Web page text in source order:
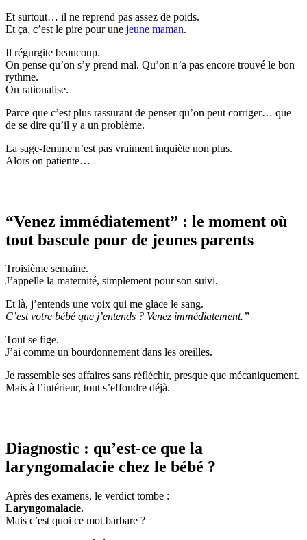
Et surtout… il ne reprend pas assez de poids.
Et ça, c’est le pire pour une jeune maman.
Il régurgite beaucoup.
On pense qu’on s’y prend mal. Qu’on n’a pas encore trouvé le bon
rythme.
On rationalise.
Parce que c’est plus rassurant de penser qu’on peut corriger… que
de se dire qu’il y a un problème.
La sage-femme n’est pas vraiment inquiète non plus.
Alors on patiente…
“Venez immédiatement” : le moment où
tout bascule pour de jeunes parents
Troisième semaine.
J’appelle la maternité, simplement pour son suivi.
Et là, j’entends une voix qui me glace le sang.
C’est votre bébé que j’entends ? Venez immédiatement.”
Tout se fige.
J’ai comme un bourdonnement dans les oreilles.
Je rassemble ses affaires sans réfléchir, presque que mécaniquement.
Mais à l’intérieur, tout s’effondre déjà.
Diagnostic : qu’est-ce que la
laryngomalacie chez le bébé ?
Après des examens, le verdict tombe :
Laryngomalacie.
Mais c’est quoi ce mot barbare ?